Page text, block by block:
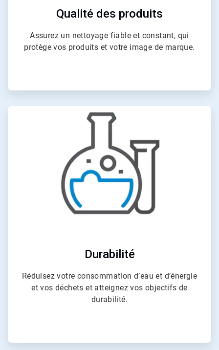
Qualité des produits
Assurez un nettoyage fiable et constant, qui
protège vos produits et votre image de marque.
2
Durabilité
Réduisez votre consommation d’eau et d’énergie
et vos déchets et atteignez vos objectifs de
durabilité.